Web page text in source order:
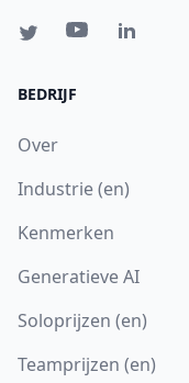
BEDRIJF
Over
Industrie (en)
Kenmerken
Generatieve AI
Soloprijzen (en)
Teamprijzen (en)